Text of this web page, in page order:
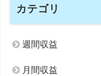
カテゴリ
週間収益
月間収益